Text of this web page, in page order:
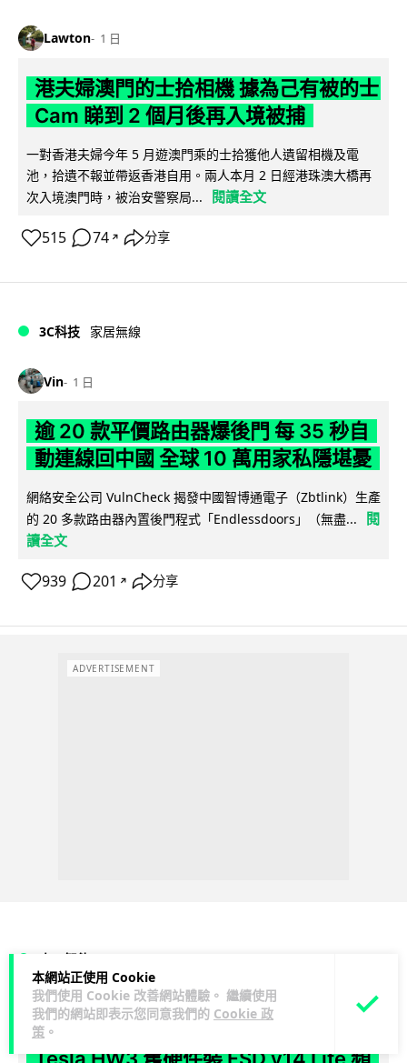
本網站正使用 Cookie
我們使用 Cookie 改善網站體驗。 繼續使用
我們的網站即表示您同意我們的 Cookie 政
策 。
Lawton 1 日
港夫婦澳門的士拾相機 據為己有被的士
Cam 睇到 2 個月後再入境被捕
一對香港夫婦今年 5 月遊澳門乘的士拾獲他人遺留相機及電
池，拾遺不報並帶返香港自用。兩人本月 2 日經港珠澳大橋再
次入境澳門時，被治安警察局...
閱讀全文
515 74 ↗ 分享
3C科技 家居無線
Vin 1 日
逾 20 款平價路由器爆後門 每 35 秒自
動連線回中國 全球 10 萬用家私隱堪憂
網絡安全公司 VulnCheck 揭發中國智博通電子（Zbtlink）生產
的 20 多款路由器內置後門程式「Endlessdoors」（無盡...
閱
讀全文
939 201 ↗ 分享
ADVERTISEMENT
人工智能
arthur 1 日